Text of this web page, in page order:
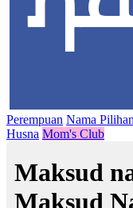
Perempuan Nama Pilihan
Husna Mom's Club
Maksud
Maksud